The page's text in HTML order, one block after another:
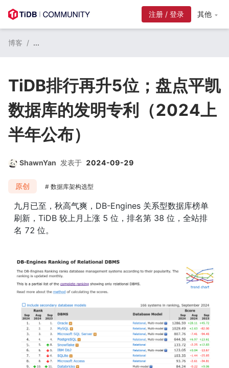
其他
博客 / ...
TiDB排行再升5位；盘点平凯
数据库的发明专利（2024上
半年公布）
ShawnYan 发表于 2024-09-29
原创 数据库架构选型
九月已至，秋高气爽，DB-Engines 关系型数据库榜单
刷新，TiDB 较上月上涨 5 位，排名第 38 位，全站排
名 72 位。